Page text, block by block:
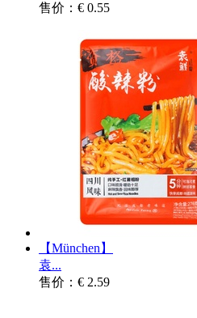
售价：€ 0.55
【München】
袁...
售价：€ 2.59